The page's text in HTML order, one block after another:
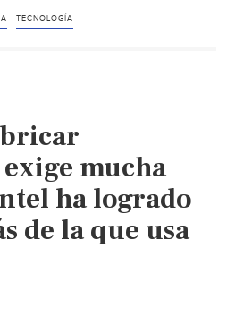
TECNOLOGÍA
mucha
ha logrado
de la que usa